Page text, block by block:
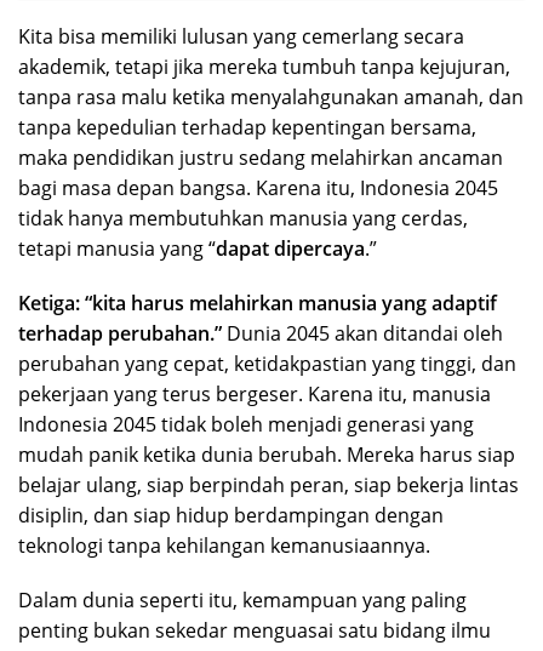
Kita bisa memiliki lulusan yang cemerlang secara
akademik, tetapi jika mereka tumbuh tanpa kejujuran,
tanpa rasa malu ketika menyalahgunakan amanah, dan
tanpa kepedulian terhadap kepentingan bersama,
maka pendidikan justru sedang melahirkan ancaman
bagi masa depan bangsa. Karena itu, Indonesia 2045
tidak hanya membutuhkan manusia yang cerdas,
tetapi manusia yang “dapat dipercaya.”
Ketiga: “kita harus melahirkan manusia yang adaptif
terhadap perubahan.” Dunia 2045 akan ditandai oleh
perubahan yang cepat, ketidakpastian yang tinggi, dan
pekerjaan yang terus bergeser. Karena itu, manusia
Indonesia 2045 tidak boleh menjadi generasi yang
mudah panik ketika dunia berubah. Mereka harus siap
belajar ulang, siap berpindah peran, siap bekerja lintas
disiplin, dan siap hidup berdampingan dengan
teknologi tanpa kehilangan kemanusiaannya.
Dalam dunia seperti itu, kemampuan yang paling
penting bukan sekedar menguasai satu bidang ilmu